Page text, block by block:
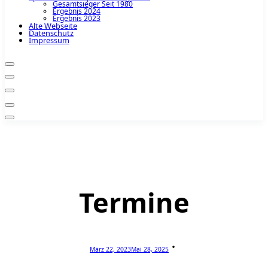
Gesamtsieger Seit 1980
Ergebnis 2024
Ergebnis 2023
Alte Webseite
Datenschutz
Impressum
Termine
März 22, 2023Mai 28, 2025